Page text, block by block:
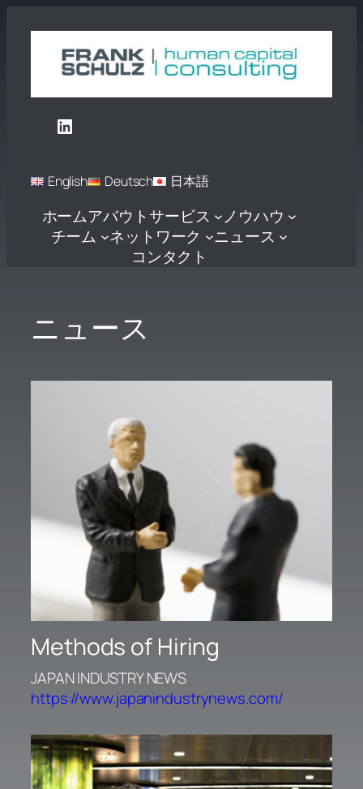
LinkedIn
English Deutsch 日本語
ホームアバウトサービス
ノウハウ
チーム
ネットワーク
ニュース
コンタクト
ニュース
Methods of Hiring
JAPAN INDUSTRY NEWS
https://www.japanindustrynews.com/